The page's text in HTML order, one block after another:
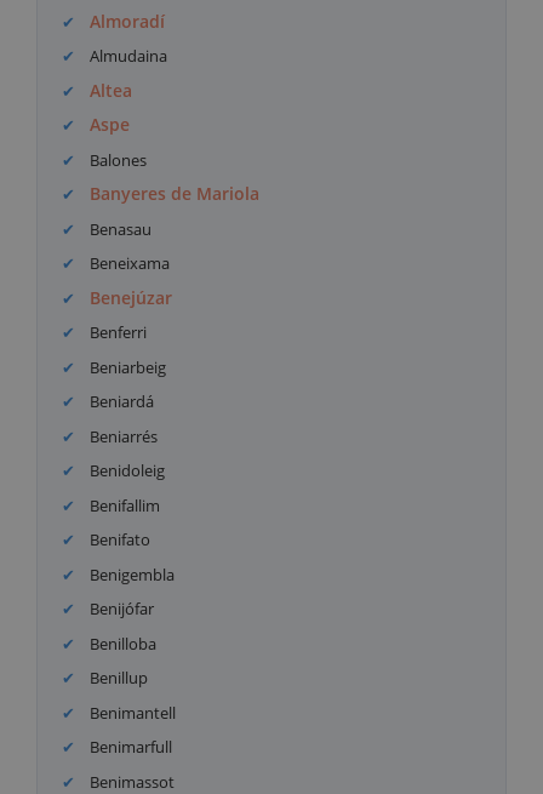
Almoradí
Almudaina
Altea
Aspe
Balones
Banyeres de Mariola
Benasau
Beneixama
Benejúzar
Benferri
Beniarbeig
Beniardá
Beniarrés
Benidoleig
Benifallim
Benifato
Benigembla
Benijófar
Benilloba
Benillup
Benimantell
Benimarfull
Benimassot